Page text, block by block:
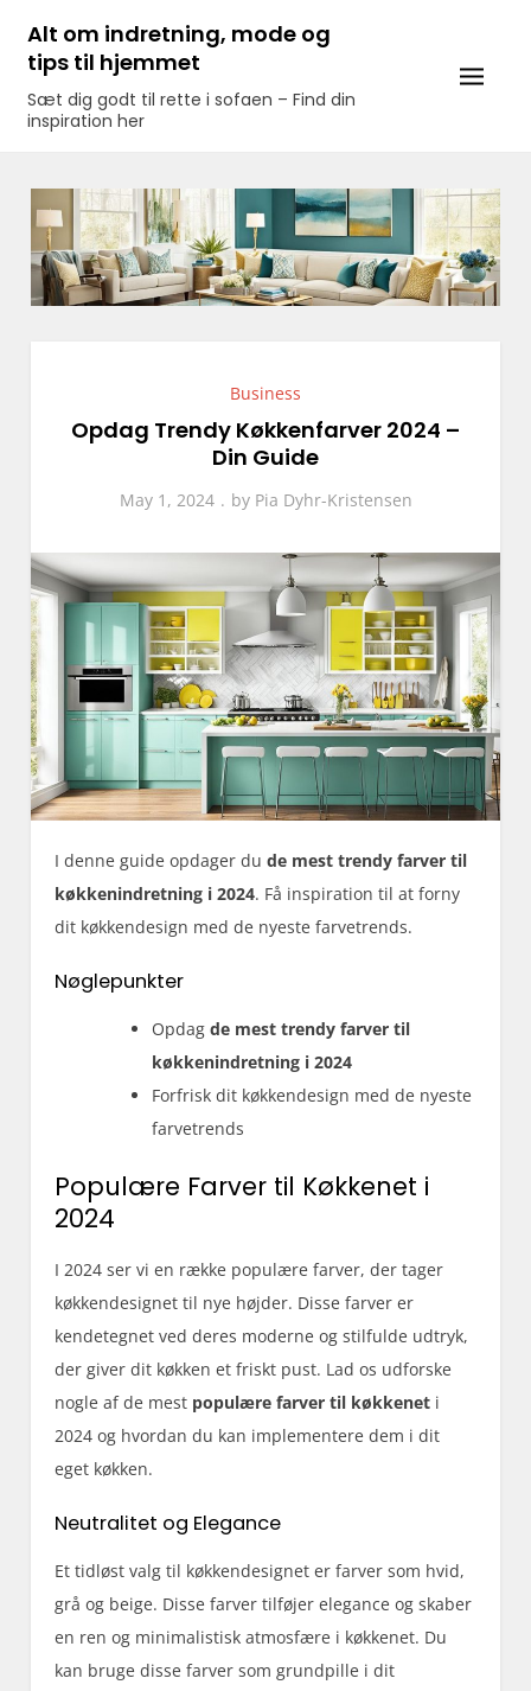
content
Alt om indretning, mode og
tips til hjemmet
Sæt dig godt til rette i sofaen – Find din
inspiration her
Business
Opdag Trendy Køkkenfarver 2024 –
Din Guide
May 1, 2024 by Pia Dyhr-Kristensen
I denne guide opdager dude mest trendy farver til
køkkenindretning i 2024. Få inspiration til at forny
dit køkkendesign med de nyeste farvetrends.
Nøglepunkter
Opdagde mest trendy farver til
køkkenindretning i 2024
Forfrisk dit køkkendesign med de nyeste
farvetrends
Populære Farver til Køkkenet i
2024
I 2024 ser vi en række populære farver, der tager
køkkendesignet til nye højder. Disse farver er
kendetegnet ved deres moderne og stilfulde udtryk,
der giver dit køkken et friskt pust. Lad os udforske
nogle af de mest populære farver til køkkenet i
2024 og hvordan du kan implementere dem i dit
eget køkken.
Neutralitet og Elegance
Et tidløst valg til køkkendesignet er farver som hvid,
grå og beige. Disse farver tilføjer elegance og skaber
en ren og minimalistisk atmosfære i køkkenet. Du
kan bruge disse farver som grundpille i dit